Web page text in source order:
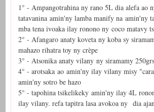
1° - Ampangotrahina ny rano 5L dia alefa
tatavanina amin'ny lamba manify na amin'ny
mba tena ivoaka ilay ronono ny coco matavy
2° - Afangaro anaty koveta ny koba sy
mahazo rihatra toy ny crèpe
3° - Atsonika anaty vilany ny siramamy
4° - arotsaka ao amin'ny ilay vilany misy
amin'ny sotro be hazo
5° - tapohina tsikelikeky amin'ny ilay 4L
ilay vilany. refa tapitra lasa avokoa ny dia